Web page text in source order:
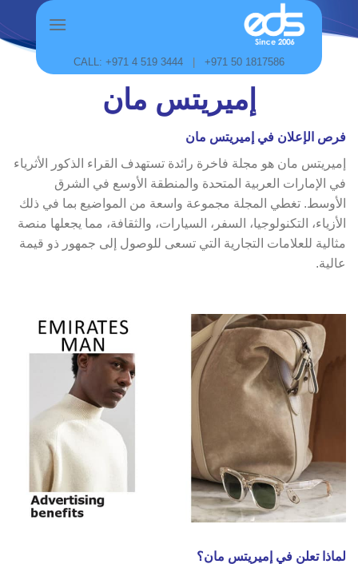
to
CALL: +971 4 519 3444 |+971 50 1817586
إميريتس مان
فرص الإعلان في إميريتس مان
إميريتس مان هو مجلة فاخرة رائدة تستهدف القراء الذكور الأثرياء
في الإمارات العربية المتحدة والمنطقة الأوسع في الشرق
الأوسط. تغطي المجلة مجموعة واسعة من المواضيع بما في ذلك
الأزياء، التكنولوجيا، السفر، السيارات، والثقافة، مما يجعلها منصة
مثالية للعلامات التجارية التي تسعى للوصول إلى جمهور ذو قيمة
عالية.
لماذا تعلن في إميريتس مان؟